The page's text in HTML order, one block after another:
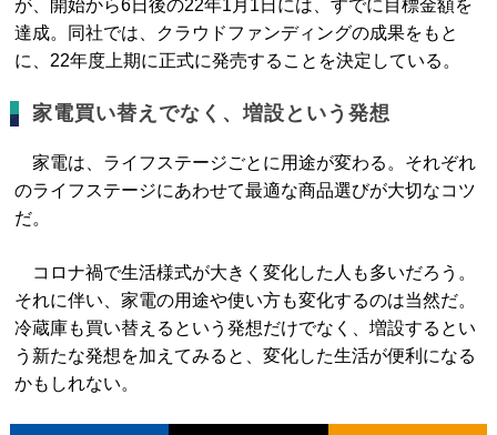
が、開始から6日後の22年1月1日には、すでに目標金額を
達成。同社では、クラウドファンディングの成果をもと
に、22年度上期に正式に発売することを決定している。
家電買い替えでなく、増設という発想
家電は、ライフステージごとに用途が変わる。それぞれ
のライフステージにあわせて最適な商品選びが大切なコツ
だ。
コロナ禍で生活様式が大きく変化した人も多いだろう。
それに伴い、家電の用途や使い方も変化するのは当然だ。
冷蔵庫も買い替えるという発想だけでなく、増設するとい
う新たな発想を加えてみると、変化した生活が便利になる
かもしれない。